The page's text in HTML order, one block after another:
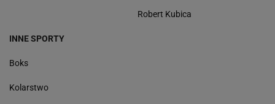
Robert Kubica
INNE SPORTY
Boks
Kolarstwo